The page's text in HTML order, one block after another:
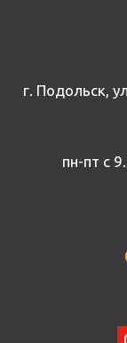
г. Подольск,
пн-пт с